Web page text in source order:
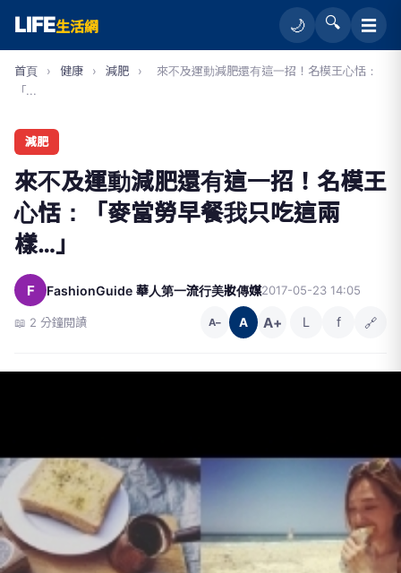
LIFE生活網 🌙 🔍 ☰
首頁 › 健康 › 減肥 ›
來不及運動減肥還有這一招！名模王心恬：
「...
減肥
來不及運動減肥還有這一招！名模王
心恬：「麥當勞早餐我只吃這兩
樣…」
F FashionGuide 華人第一流行美妝傳媒2017-05-23 14:05
📖 2 分鐘閱讀 A− A A+ L f 🔗